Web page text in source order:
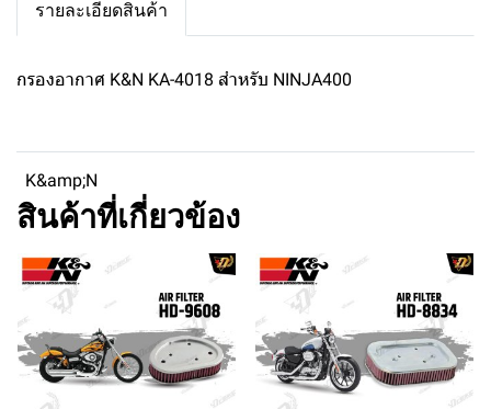
รายละเอียดสินค้า
กรองอากาศ K&N KA-4018 สำหรับ NINJA400
K&amp;N
สินค้าที่เกี่ยวข้อง